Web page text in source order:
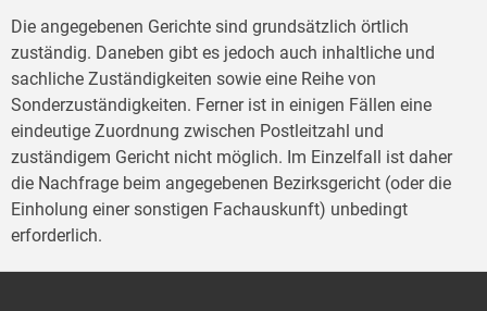
Die angegebenen Gerichte sind grundsätzlich örtlich
zuständig. Daneben gibt es jedoch auch inhaltliche und
sachliche Zuständigkeiten sowie eine Reihe von
Sonderzuständigkeiten. Ferner ist in einigen Fällen eine
eindeutige Zuordnung zwischen Postleitzahl und
zuständigem Gericht nicht möglich. Im Einzelfall ist daher
die Nachfrage beim angegebenen Bezirksgericht (oder die
Einholung einer sonstigen Fachauskunft) unbedingt
erforderlich.